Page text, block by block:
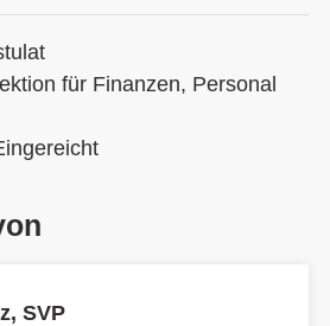
für Finanzen, Personal
SVP